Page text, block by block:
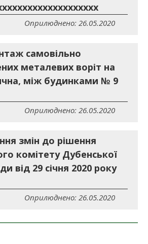
Оприлюднено: 26.05.2020
самовільно
металевих воріт на
між будинками № 9
Оприлюднено: 26.05.2020
змін до рішення
комітету Дубенської
від 29 січня 2020 року
Оприлюднено: 26.05.2020